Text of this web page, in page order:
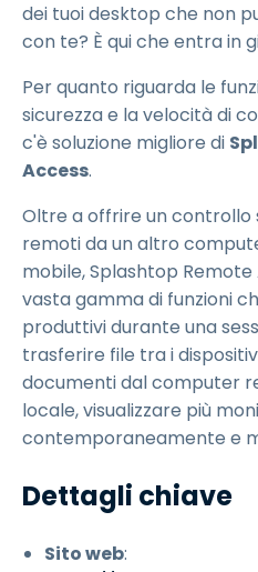
dei tuoi desktop che non
con te? È qui che entra in
Per quanto riguarda le
sicurezza e la velocità di
c'è soluzione migliore di
Access.
Oltre a offrire un controllo
remoti da un altro
mobile, Splashtop
vasta gamma di funzioni
produttivi durante una
trasferire file tra i
documenti dal computer
locale, visualizzare più
contemporaneamente e
Dettagli chiave
Sito web: